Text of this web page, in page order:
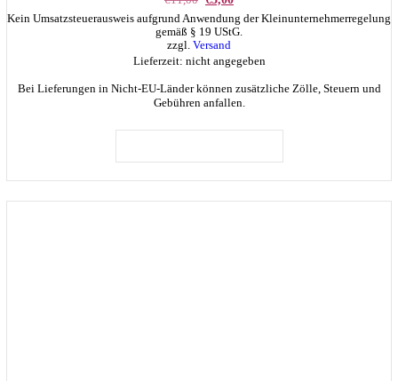
Preis
war:
€11,00
Preis
ist:
Kein Umsatzsteuerausweis aufgrund Anwendung der Kleinunternehmerregelung
gemäß § 19 UStG.
zzgl. Versand
Lieferzeit: nicht angegeben
Bei Lieferungen in Nicht-EU-Länder können zusätzliche Zölle, Steuern und
Gebühren anfallen.